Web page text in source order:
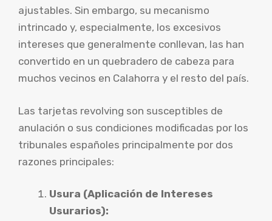
ajustables. Sin embargo, su mecanismo
intrincado y, especialmente, los excesivos
intereses que generalmente conllevan, las han
convertido en un quebradero de cabeza para
muchos vecinos en Calahorra y el resto del país.
Las tarjetas revolving son susceptibles de
anulación o sus condiciones modificadas por los
tribunales españoles principalmente por dos
razones principales:
Usura (Aplicación de Intereses
Usurarios):